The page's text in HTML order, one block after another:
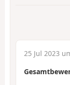
25 Jul 2023